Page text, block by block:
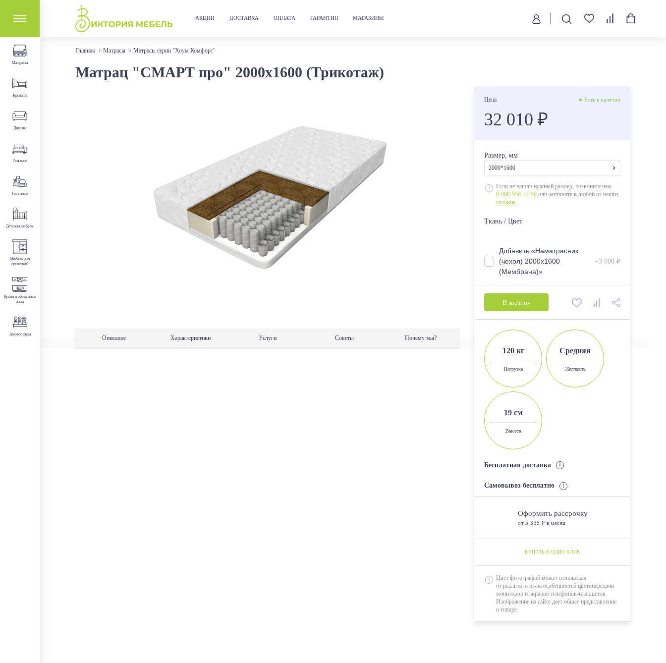
АКЦИИ ДОСТАВКА ОПЛАТА ГАРАНТИЯ МАГАЗИНЫ
Матрасы
Кровати
Диваны
Спальни
Гостиные
Детская мебель
Мебель для
прихожей
Кухни и обеденные
зоны
Аксессуары
Главная Матрасы Матрасы серии "Хоум Комфорт"
Матрац "СМАРТ про" 2000х1600 (Трикотаж)
Описание Характеристики Услуги Советы Почему мы?
Цена Есть в наличии
32 010 ₽
Размер, мм
2000*1600
2000*800
2000*900
2000*1600
2000*1800
Если не нашли нужный размер, позвоните нам
8-800-550-72-50 или загляните в любой из наших
салонов
Ткань / Цвет
Добавить «Наматрасник
(чехол) 2000х1600
(Мембрана)»
+3 000 ₽
В корзину
120 кг
Нагрузка
Средняя
Жесткость
19 см
Высота
Бесплатная доставка
Самовывоз бесплатно
Оформить рассрочку
от 5 335 ₽ в месяц
КУПИТЬ В ОДИН КЛИК
Цвет фотографий может отличаться
от реального из-за особенностей цветопередачи
мониторов и экранов телефонов-планшетов.
Изображение на сайте дает общее представление
о товаре.